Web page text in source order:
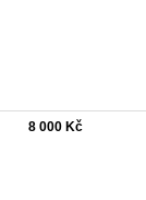
8 000 Kč